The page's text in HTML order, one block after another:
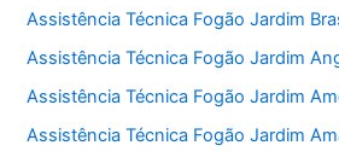
Assistência Técnica Fogão Jardim
Assistência Técnica Fogão Jardim
Assistência Técnica Fogão Jardim
Assistência Técnica Fogão Jardim